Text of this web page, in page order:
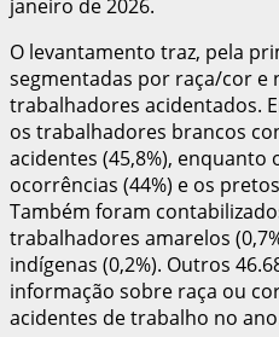
janeiro de 2026.
O levantamento traz, pela
segmentadas por raça/cor e
trabalhadores acidentados.
os trabalhadores brancos
acidentes (45,8%), enquanto
ocorrências (44%) e os
Também foram
trabalhadores amarelos
indígenas (0,2%). Outros
informação sobre raça ou
acidentes de trabalho no